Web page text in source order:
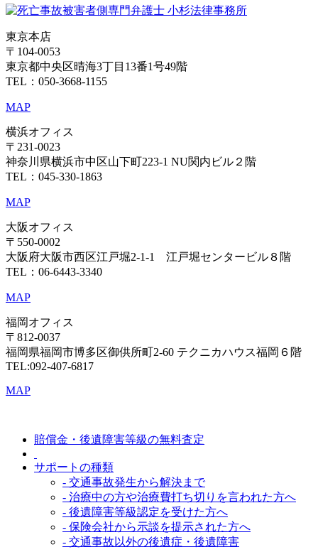
東京本店
〒104-0053
東京都中央区晴海3丁目13番1号49階
TEL：050-3668-1155
MAP
横浜オフィス
〒231-0023
神奈川県横浜市中区山下町223-1 NU関内ビル２階
TEL：045-330-1863
MAP
大阪オフィス
〒550-0002
大阪府大阪市西区江戸堀2-1-1 江戸堀センタービル８階
TEL：06-6443-3340
MAP
福岡オフィス
〒812-0037
福岡県福岡市博多区御供所町2-60 テクニカハウス福岡６階
TEL:092-407-6817
MAP
賠償金・後遺障害等級の無料査定
サポートの種類
- 交通事故発生から解決まで
- 治療中の方や治療費打ち切りを言われた方へ
- 後遺障害等級認定を受けた方へ
- 保険会社から示談を提示された方へ
- 交通事故以外の後遺症・後遺障害